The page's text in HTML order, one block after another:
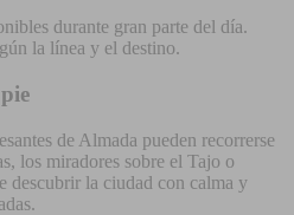
durante gran parte del día.
la línea y el destino.
de Almada pueden recorrerse
los miradores sobre el Tajo o
descubrir la ciudad con calma y